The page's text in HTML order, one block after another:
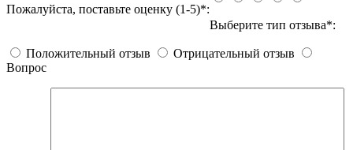
Пожалуйста, поставьте оценку (1-5)*:
Выберите тип отзыва*:
Положительный отзыв
Отрицательный отзыв
Вопрос